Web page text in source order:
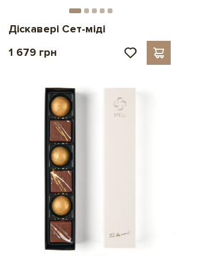
Діскавері Сет-міді
1 679 грн